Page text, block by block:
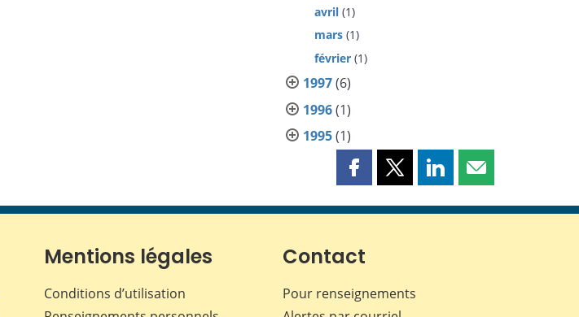
avril (1)
mars (1)
février (1)
1997(6)
1996(1)
1995(1)
Partager
page
Facebook
Partager
page
Partager
page
Partager
page
Mentions légales
Conditions d’utilisation
Contact
Pour renseignements